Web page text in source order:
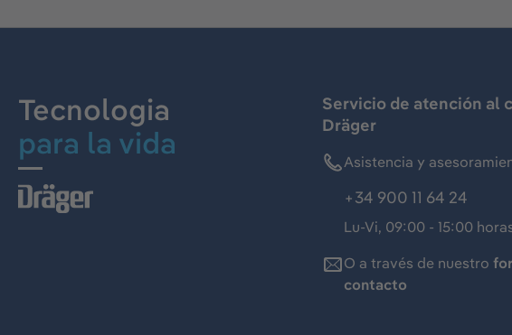
Tecnologia
para la vida
Servicio de atención al
Dräger
Asistencia y
+34 900 11 64 24
Lu-Vi, 09:00 - 15:00
O a través de nuestro
contacto